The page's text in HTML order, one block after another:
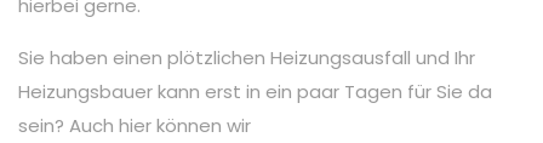
hierbei gerne.
Sie haben einen plötzlichen Heizungsausfall und Ihr
Heizungsbauer kann erst in ein paar Tagen für Sie da
sein? Auch hier können wir